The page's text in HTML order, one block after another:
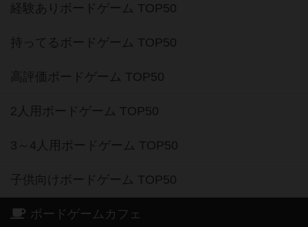
経験ありボードゲーム TOP50
持ってるボードゲーム TOP50
高評価ボードゲーム TOP50
2人用ボードゲーム TOP50
3～4人用ボードゲーム TOP50
子供向けボードゲーム TOP50
ボードゲームカフェ